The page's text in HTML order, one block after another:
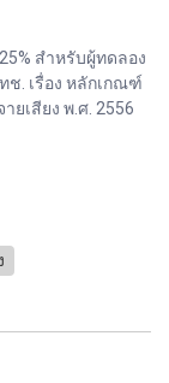
สำหรับผู้ทดลอง
ช. เรื่อง หลักเกณฑ์
ยเสียง พ.ศ. 2556